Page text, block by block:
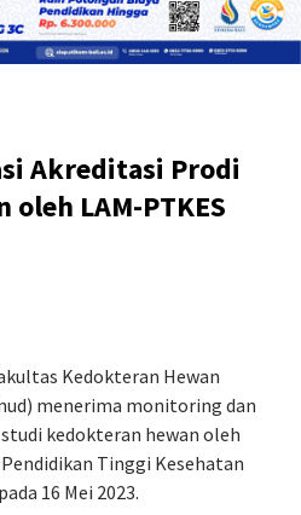
Akreditasi Prodi
LAM-PTKES
Kedokteran Hewan
menerima monitoring dan
kedokteran hewan oleh
Tinggi Kesehatan
16 Mei 2023.